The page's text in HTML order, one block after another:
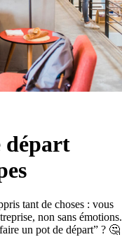
départ
tant de choses : vous
non sans émotions.
un pot de départ” ? 🤔